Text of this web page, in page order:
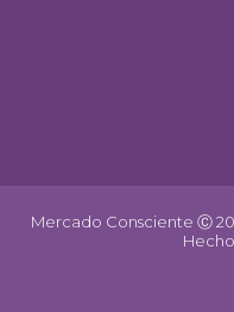
Mercado Consciente Ⓒ